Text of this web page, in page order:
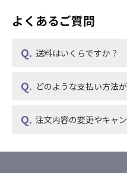
よくあるご質問
送料はいくらですか？
どのような支払い方法
注文内容の変更やキャ